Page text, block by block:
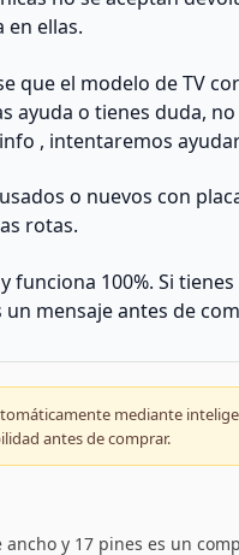
en ellas.
que el modelo de TV
ayuda o tienes duda,
, intentaremos
o nuevos con
rotas.
100%. Si
mensaje antes de
mediante
antes de comprar.
y 17 pines es un